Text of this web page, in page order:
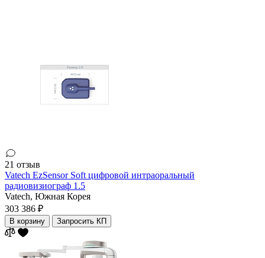
21 отзыв
Vatech EzSensor Soft цифровой интраоральный
радиовизиограф 1.5
Vatech, Южная Корея
303 386 ₽
В корзину Запросить КП